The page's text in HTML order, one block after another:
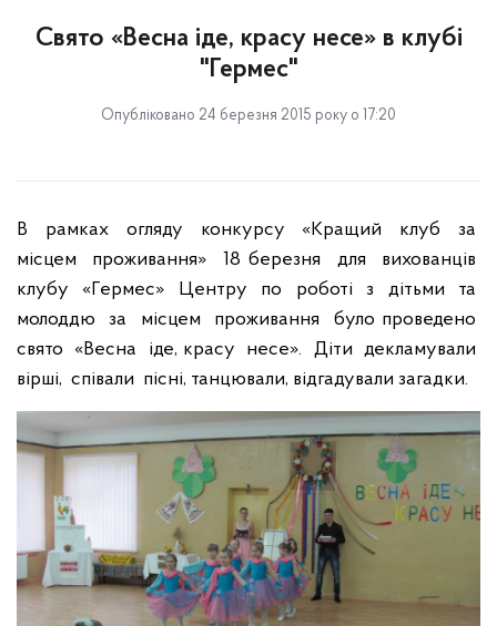
Свято «Весна іде, красу несе» в клубі
"Гермес"
Опубліковано 24 березня 2015 року о 17:20
В рамках огляду конкурсу «Кращий клуб за
місцем проживання» 18 березня для вихованців
клубу «Гермес» Центру по роботі з дітьми та
молоддю за місцем проживання було проведено
свято «Весна іде, красу несе». Діти декламували
вірші, співали пісні, танцювали, відгадували загадки.